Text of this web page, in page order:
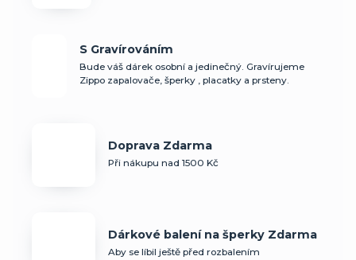
S Gravírováním
Bude váš dárek osobní a jedinečný. Gravírujeme
Zippo zapalovače, šperky , placatky a prsteny.
Doprava Zdarma
Při nákupu nad 1500 Kč
Dárkové balení na šperky Zdarma
Aby se líbil ještě před rozbalením